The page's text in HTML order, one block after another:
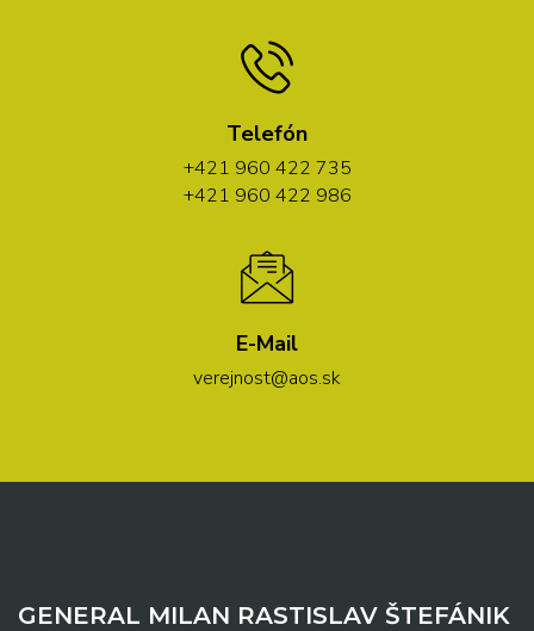
Telefón
+421 960 422 735
+421 960 422 986
E-Mail
verejnost@aos.sk
GENERAL MILAN RASTISLAV ŠTEFÁNIK